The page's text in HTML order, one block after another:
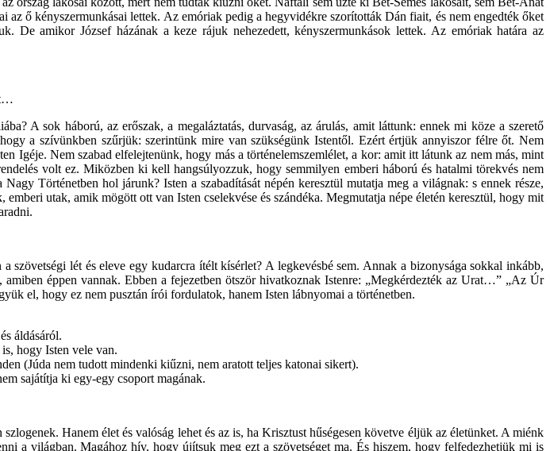
ő kényszermunkásai lettek. Az emóriak pedig a hegyvidékre szorították Dán fiait, és nem engedték őket
De amikor József házának a keze rájuk nehezedett, kényszermunkások lettek. Az emóriak határa az
A sok háború, az erőszak, a megaláztatás, durvaság, az árulás, amit láttunk: ennek mi köze a szerető
a szívünkben szűrjük: szerintünk mire van szükségünk Istentől. Ezért értjük annyiszor félre őt. Nem
Nem szabad elfelejtenünk, hogy más a történelemszemlélet, a kor: amit itt látunk az nem más, mint
volt ez. Miközben ki kell hangsúlyozzuk, hogy semmilyen emberi háború és hatalmi törekvés nem
Történetben hol járunk? Isten a szabadítását népén keresztül mutatja meg a világnak: s ennek része,
utak, amik mögött ott van Isten cselekvése és szándéka. Megmutatja népe életén keresztül, hogy mit
lét és eleve egy kudarcra ítélt kísérlet? A legkevésbé sem. Annak a bizonysága sokkal inkább,
éppen vannak. Ebben a fejezetben ötször hivatkoznak Istenre: „Megkérdezték az Urat…” „Az Úr
hogy ez nem pusztán írói fordulatok, hanem Isten lábnyomai a történetben.
áldásáról.
hogy Isten vele van.
(Júda nem tudott mindenki kiűzni, nem aratott teljes katonai sikert).
sajátítja ki egy-egy csoport magának.
Hanem élet és valóság lehet és az is, ha Krisztust hűségesen követve éljük az életünket. A miénk
a világban. Magához hív, hogy újítsuk meg ezt a szövetséget ma. És hiszem, hogy felfedezhetjük mi is